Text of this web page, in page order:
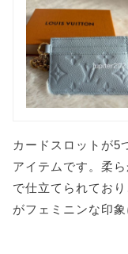
カードスロットが5
アイテムです。柔
で仕立てられてお
がフェミニンな印